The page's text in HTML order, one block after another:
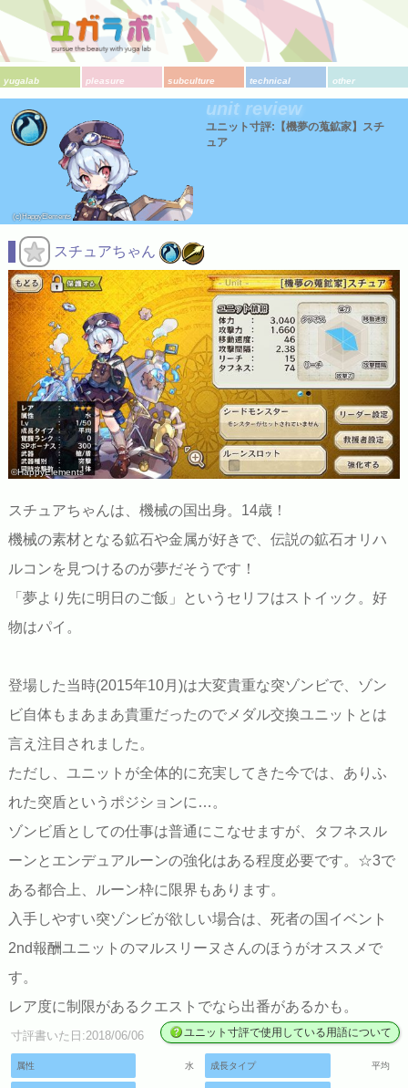
yugalab pleasure subculture technical other
(c)HappyElements
unit review
ユニット寸評:【機夢の蒐鉱家】スチ
ュア
スチュアちゃん
©HappyElements
スチュアちゃんは、機械の国出身。14歳！
機械の素材となる鉱石や金属が好きで、伝説の鉱石オリハ
ルコンを見つけるのが夢だそうです！
「夢より先に明日のご飯」というセリフはストイック。好
物はパイ。
登場した当時(2015年10月)は大変貴重な突ゾンビで、ゾン
ビ自体もまあまあ貴重だったのでメダル交換ユニットとは
言え注目されました。
ただし、ユニットが全体的に充実してきた今では、ありふ
れた突盾というポジションに…。
ゾンビ盾としての仕事は普通にこなせますが、タフネスル
ーンとエンデュアルーンの強化はある程度必要です。☆3で
ある都合上、ルーン枠に限界もあります。
入手しやすい突ゾンビが欲しい場合は、死者の国イベント
2nd報酬ユニットのマルスリーヌさんのほうがオススメで
す。
レア度に制限があるクエストでなら出番があるかも。
寸評書いた日:2018/06/06 ユニット寸評で使用している用語について
属性 水 成長タイプ 平均